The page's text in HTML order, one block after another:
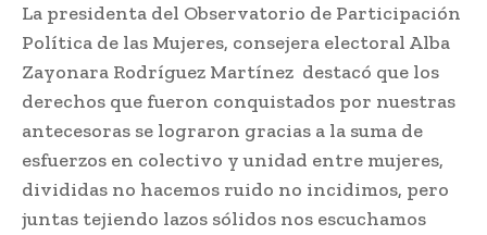
La presidenta del Observatorio de Participación
Política de las Mujeres, consejera electoral Alba
Zayonara Rodríguez Martínez destacó que los
derechos que fueron conquistados por nuestras
antecesoras se lograron gracias a la suma de
esfuerzos en colectivo y unidad entre mujeres,
divididas no hacemos ruido no incidimos, pero
juntas tejiendo lazos sólidos nos escuchamos